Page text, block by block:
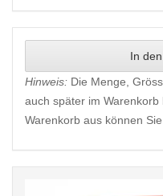
In
Hinweis: Die Menge,
auch später im
Warenkorb aus können